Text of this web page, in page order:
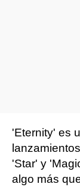
'Eternity' es
'Star' y
algo más